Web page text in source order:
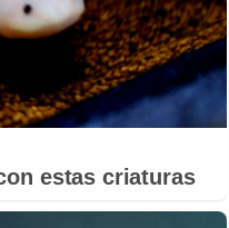
estas criaturas